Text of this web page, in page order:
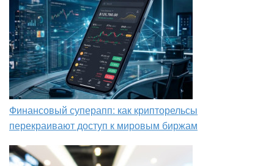
Финансовый суперапп: как крипторельсы
перекраивают доступ к мировым биржам